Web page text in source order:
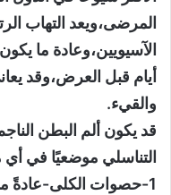
المرضى،ويعد التهاب
الآسيويين،وعادة ما يكون
أيام قبل العرض،وقد
والقيء.
قد يكون ألم البطن
التناسلي موضعيًا في أي
1-حصوات الكلى-عادةً